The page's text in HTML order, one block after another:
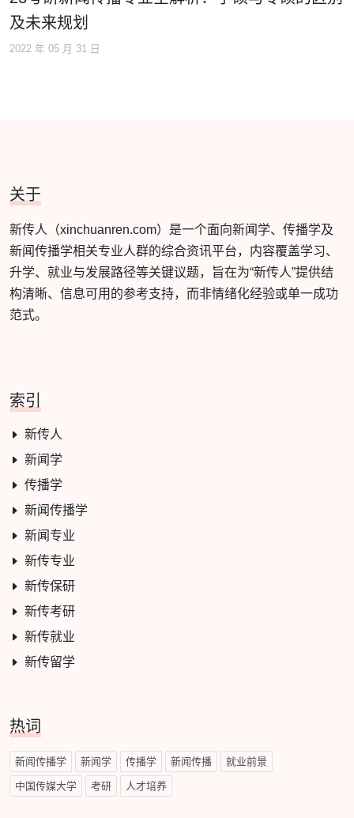
及未来规划
2022 年 05 月 31 日
关于
新传人（xinchuanren.com）是一个面向新闻学、传播学及
新闻传播学相关专业人群的综合资讯平台，内容覆盖学习、
升学、就业与发展路径等关键议题，旨在为“新传人”提供结
构清晰、信息可用的参考支持，而非情绪化经验或单一成功
范式。
索引
新传人
新闻学
传播学
新闻传播学
新闻专业
新传专业
新传保研
新传考研
新传就业
新传留学
热词
新闻传播学 新闻学 传播学 新闻传播 就业前景
中国传媒大学 考研 人才培养